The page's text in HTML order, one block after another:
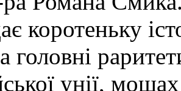
коротеньку
головні
унії,